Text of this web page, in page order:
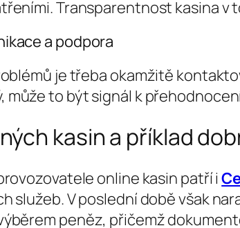
Transparentnost kasina v
a podpora
je třeba okamžitě
může to být signál k
kasin a příklad
online kasin patří i
služeb. V poslední době však
peněz, přičemž